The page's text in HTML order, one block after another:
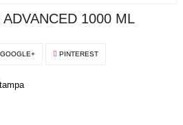
1000 ML
GOOGLE+ PINTEREST